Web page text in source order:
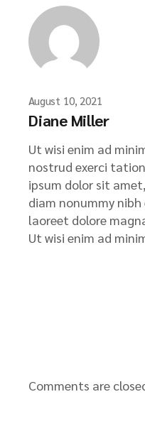
August 10, 2021
Diane Miller
Ut wisi enim ad
nostrud exerci
ipsum dolor sit
diam nonummy
laoreet dolore
Ut wisi enim ad
Comments are